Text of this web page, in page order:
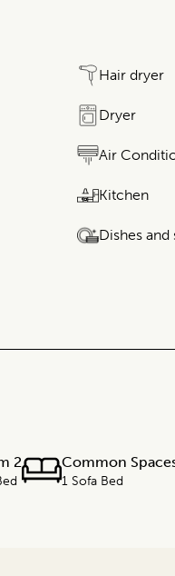
Hair dryer
Dryer
Air
Kitchen
Dishes
2 Common
1 Sofa Bed